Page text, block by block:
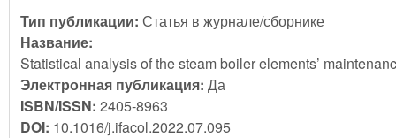
Тип публикации: Статья в журнале/сборнике
Название:
Statistical analysis of the steam boiler elements’
Электронная публикация: Да
ISBN/ISSN: 2405-8963
DOI: 10.1016/j.ifacol.2022.07.095